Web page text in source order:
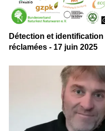
Détection et
réclamées - 17 juin 2025